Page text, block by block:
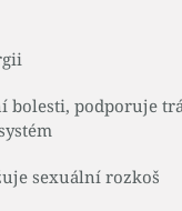
bolesti, podporuje
sexuální rozkoš